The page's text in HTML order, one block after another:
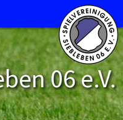
06 e.V.